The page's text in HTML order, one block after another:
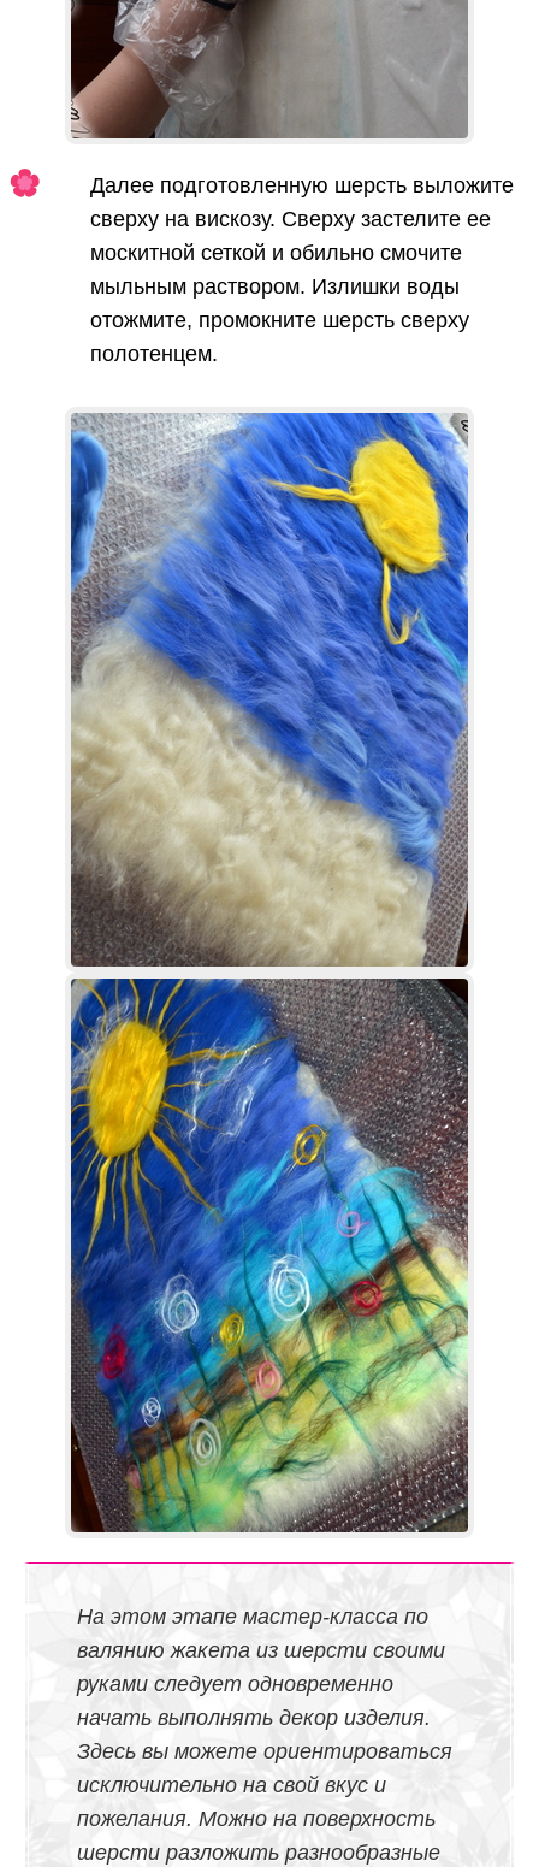
Далее подготовленную шерсть выложите
сверху на вискозу. Сверху застелите ее
москитной сеткой и обильно смочите
мыльным раствором. Излишки воды
отожмите, промокните шерсть сверху
полотенцем.
На этом этапе мастер-класса по
валянию жакета из шерсти своими
руками следует одновременно
начать выполнять декор изделия.
Здесь вы можете ориентироваться
исключительно на свой вкус и
пожелания. Можно на поверхность
шерсти разложить разнообразные